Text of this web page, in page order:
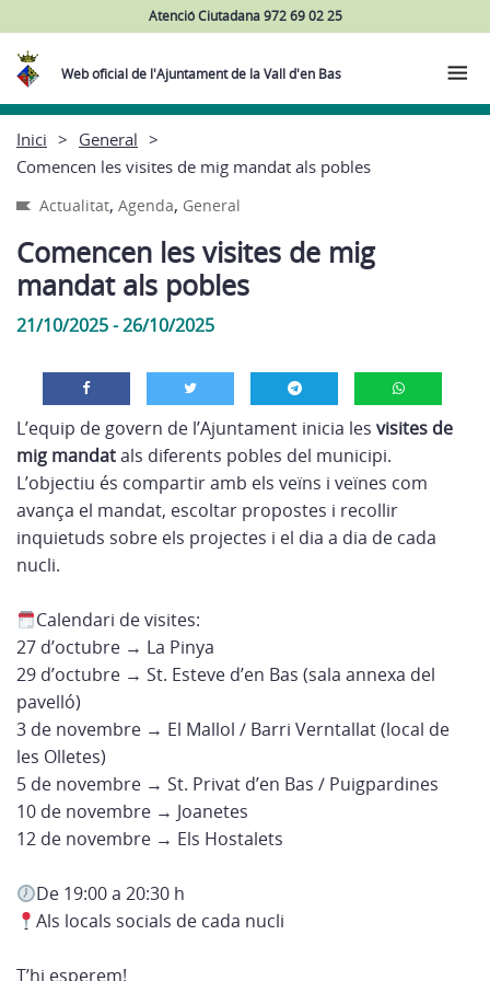
Atenció Ciutadana 972 69 02 25
Web oficial de l'Ajuntament de la Vall d'en Bas
Inici
General
Comencen les visites de mig mandat als pobles
Actualitat, Agenda, General
Comencen les visites de mig
mandat als pobles
21/10/2025 - 26/10/2025
L’equip de govern de l’Ajuntament inicia les visites de
mig mandatals diferents pobles del municipi.
L’objectiu és compartir amb els veïns i veïnes com
avança el mandat, escoltar propostes i recollir
inquietuds sobre els projectes i el dia a dia de cada
nucli.
Calendari de visites:
27 d’octubre → La Pinya
29 d’octubre → St. Esteve d’en Bas (sala annexa del
pavelló)
3 de novembre → El Mallol / Barri Verntallat (local de
les Olletes)
5 de novembre → St. Privat d’en Bas / Puigpardines
10 de novembre → Joanetes
12 de novembre → Els Hostalets
De 19:00 a 20:30 h
Als locals socials de cada nucli
T’hi esperem!